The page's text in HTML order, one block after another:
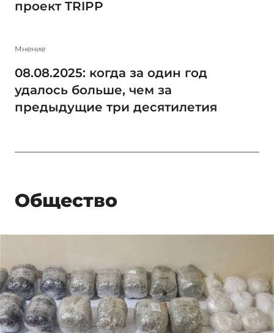
проект TRIPP
Мнение
08.08.2025: когда за один год
удалось больше, чем за
предыдущие три десятилетия
Общество